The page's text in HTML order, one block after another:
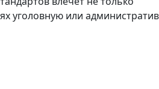
уголовную или